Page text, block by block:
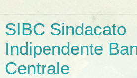
SIBC Sindacato
Indipendente
Centrale